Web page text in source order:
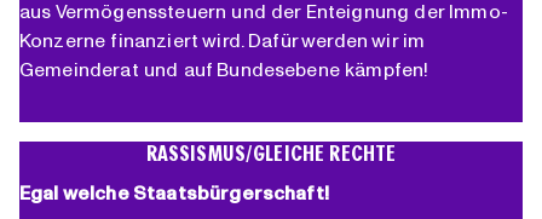
aus Vermögenssteuern und der Enteignung der Immo-
Konzerne finanziert wird. Dafür werden wir im
Gemeinderat und auf Bundesebene kämpfen!
RASSISMUS/GLEICHE RECHTE
Egal welche Staatsbürgerschaft!